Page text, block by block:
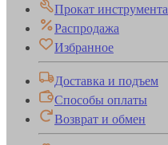
Прокат инструмента
Распродажа
Избранное
Доставка и подъем
Способы оплаты
Возврат и обмен